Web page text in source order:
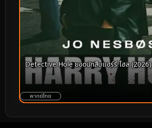
Detective Hole ยอดนักสืบแฮร์รี โฮล (2026)
พากย์ไทย